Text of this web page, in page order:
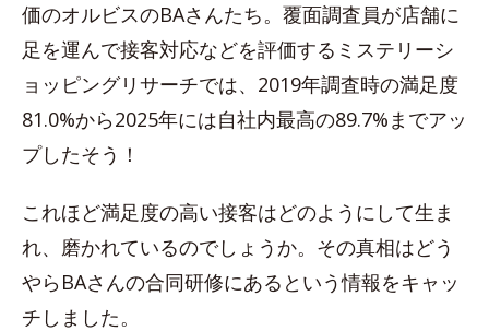
価のオルビスのBAさんたち。覆面調査員が店舗に
足を運んで接客対応などを評価するミステリーシ
ョッピングリサーチでは、2019年調査時の満足度
81.0%から2025年には自社内最高の89.7%までアッ
プしたそう！
これほど満足度の高い接客はどのようにして生ま
れ、磨かれているのでしょうか。その真相はどう
やらBAさんの合同研修にあるという情報をキャッ
チしました。